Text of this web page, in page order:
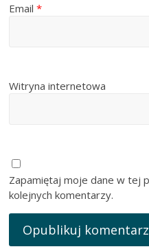
Email*
Witryna internetowa
Zapamiętaj moje dane w tej
kolejnych komentarzy.